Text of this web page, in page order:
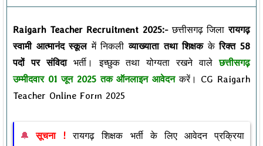
Raigarh Teacher Recruitment 2025:-छत्तीसगढ़ जिलारायगढ़
स्वामी आत्मानंद स्कूलमें निकलीव्याख्याता तथा शिक्षककेरिक्त 58
पदों पर संविदा भर्ती। इच्छुक तथा योग्यता रखने वालेछत्तीसगढ़
उम्मीदवार 01 जून 2025 तक ऑनलाइन आवेदनकरें। CG Raigarh
Teacher Online Form 2025
सूचना !रायगढ़ शिक्षक भर्ती के लिए आवेदन प्रक्रिया